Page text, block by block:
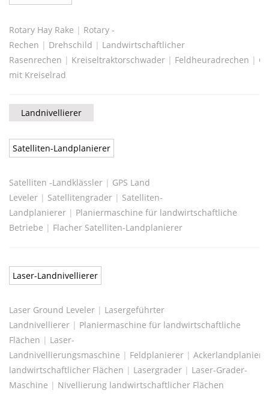
Rotary Hay Rake | Rotary -
Rechen | Drehschild | Landwirtschaftlicher
Rasenrechen | Kreiseltraktorschwader | Feldheuradrechen |
mit Kreiselrad
Landnivellierer
Satelliten-Landplanierer
Satelliten -Landklässler | GPS Land
Leveler | Satellitengrader | Satelliten-
Landplanierer | Planiermaschine für landwirtschaftliche
Betriebe | Flacher Satelliten-Landplanierer
Laser-Landnivellierer
Laser Ground Leveler | Lasergeführter
Landnivellierer | Planiermaschine für landwirtschaftliche
Flächen | Laser-
Landnivellierungsmaschine | Feldplanierer |
landwirtschaftlicher Flächen | Lasergrader | Laser-Grader-
Maschine | Nivellierung landwirtschaftlicher Flächen